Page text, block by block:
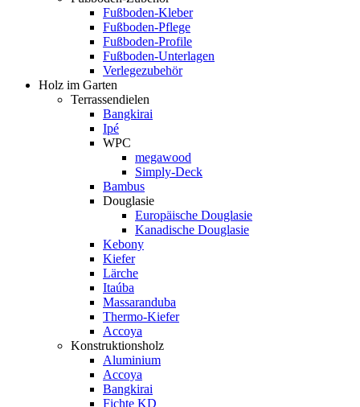
Fußboden-Kleber
Fußboden-Pflege
Fußboden-Profile
Fußboden-Unterlagen
Verlegezubehör
Holz im Garten
Terrassendielen
Bangkirai
Ipé
WPC
megawood
Simply-Deck
Bambus
Douglasie
Europäische Douglasie
Kanadische Douglasie
Kebony
Kiefer
Lärche
Itaúba
Massaranduba
Thermo-Kiefer
Accoya
Konstruktionsholz
Aluminium
Accoya
Bangkirai
Fichte KD